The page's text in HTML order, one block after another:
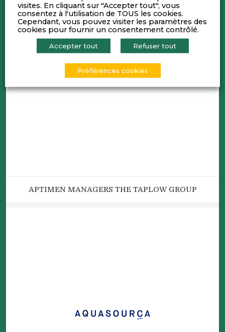
APTIMEN MANAGERS THE TAPLOW GROUP
visites. En cliquant sur "Accepter tout", vous
consentez à l'utilisation de TOUS les cookies.
Cependant, vous pouvez visiter les paramètres des
cookies pour fournir un consentement contrôlé.
Accepter tout Refuser tout
Préférences cookies